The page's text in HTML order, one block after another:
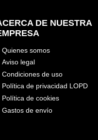
DE NUESTRA
Quienes somos
Aviso legal
Condiciones de uso
Política de privacidad LOPD
Política de cookies
Gastos de envío